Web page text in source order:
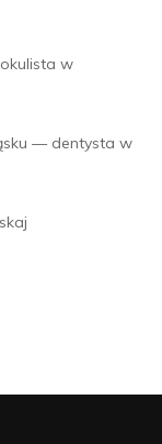
w
— dentysta w